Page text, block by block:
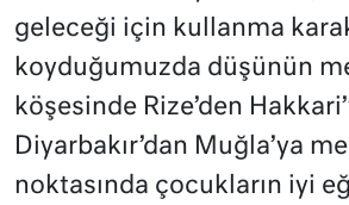
geleceği için kullanma
koyduğumuzda düşünün
köşesinde Rize’den
Diyarbakır’dan Muğla’ya
noktasında çocukların iyi